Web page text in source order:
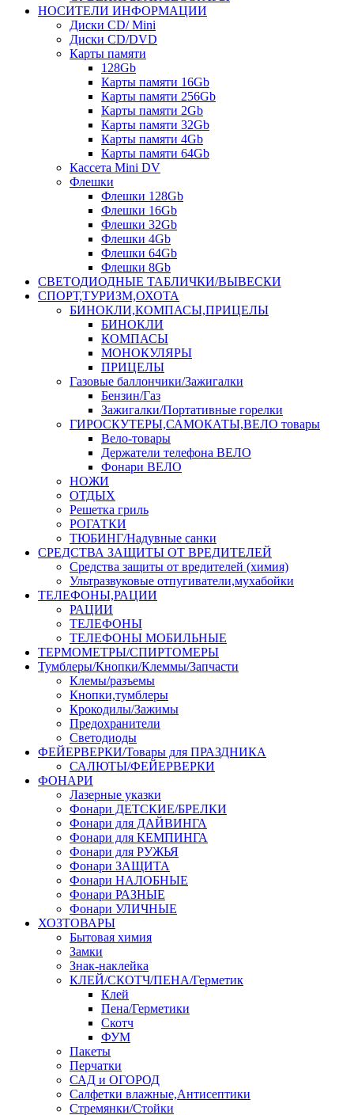
НОСИТЕЛИ ИНФОРМАЦИИ
Диски CD/ Mini
Диски CD/DVD
Карты памяти
128Gb
Карты памяти 16Gb
Карты памяти 256Gb
Карты памяти 2Gb
Карты памяти 32Gb
Карты памяти 4Gb
Карты памяти 64Gb
Кассета Mini DV
Флешки
Флешки 128Gb
Флешки 16Gb
Флешки 32Gb
Флешки 4Gb
Флешки 64Gb
Флешки 8Gb
СВЕТОДИОДНЫЕ ТАБЛИЧКИ/ВЫВЕСКИ
СПОРТ,ТУРИЗМ,ОХОТА
БИНОКЛИ,КОМПАСЫ,ПРИЦЕЛЫ
БИНОКЛИ
КОМПАСЫ
МОНОКУЛЯРЫ
ПРИЦЕЛЫ
Газовые баллончики/Зажигалки
Бензин/Газ
Зажигалки/Портативные горелки
ГИРОСКУТЕРЫ,САМОКАТЫ,ВЕЛО товары
Вело-товары
Держатели телефона ВЕЛО
Фонари ВЕЛО
НОЖИ
ОТДЫХ
Решетка гриль
РОГАТКИ
ТЮБИНГ/Надувные санки
СРЕДСТВА ЗАЩИТЫ ОТ ВРЕДИТЕЛЕЙ
Средства защиты от вредителей (химия)
Ультразвуковые отпугиватели,мухабойки
ТЕЛЕФОНЫ,РАЦИИ
РАЦИИ
ТЕЛЕФОНЫ
ТЕЛЕФОНЫ МОБИЛЬНЫЕ
ТЕРМОМЕТРЫ/СПИРТОМЕРЫ
Тумблеры/Кнопки/Клеммы/Запчасти
Клемы/разъемы
Кнопки,тумблеры
Крокодилы/Зажимы
Предохранители
Светодиоды
ФЕЙЕРВЕРКИ/Товары для ПРАЗДНИКА
САЛЮТЫ/ФЕЙЕРВЕРКИ
ФОНАРИ
Лазерные указки
Фонари ДЕТСКИЕ/БРЕЛКИ
Фонари для ДАЙВИНГА
Фонари для КЕМПИНГА
Фонари для РУЖЬЯ
Фонари ЗАЩИТА
Фонари НАЛОБНЫЕ
Фонари РАЗНЫЕ
Фонари УЛИЧНЫЕ
ХОЗТОВАРЫ
Бытовая химия
Замки
Знак-наклейка
КЛЕЙ/СКОТЧ/ПЕНА/Герметик
Клей
Пена/Герметики
Скотч
ФУМ
Пакеты
Перчатки
САД и ОГОРОД
Салфетки влажные,Антисептики
Стремянки/Стойки